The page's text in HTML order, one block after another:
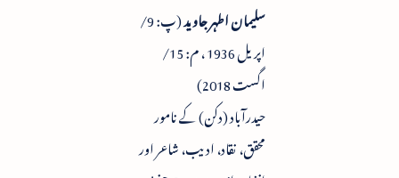
سلیمان اطہر جاوید
(پ: 9/
اپریل 1936 ، م: 15/
اگست 2018)
حیدرآباد (دکن) کے نامور
محقق، نقاد، ادیب، شاعر اور